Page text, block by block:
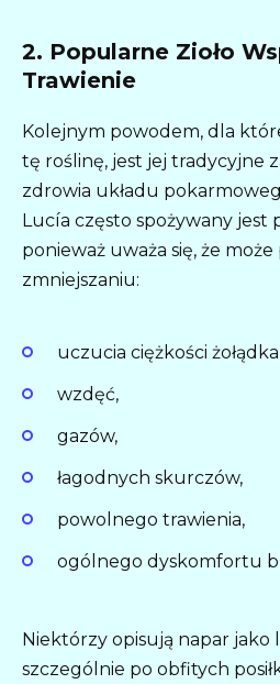
2. Popularne Zioło
Trawienie
Kolejnym powodem, dla
tę roślinę, jest jej tradycyjne
zdrowia układu
Lucía często spożywany jest
ponieważ uważa się, że
zmniejszaniu:
uczucia ciężkości
wzdęć,
gazów,
łagodnych skurczów,
powolnego trawienia,
ogólnego dyskomfortu
Niektórzy opisują napar jako
szczególnie po obfitych